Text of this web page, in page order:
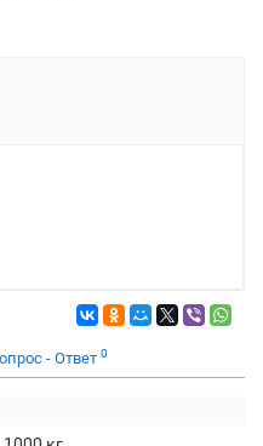
- Ответ 0